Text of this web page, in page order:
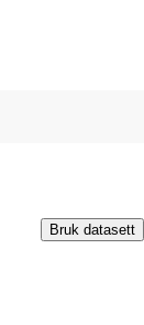
Bruk datasett